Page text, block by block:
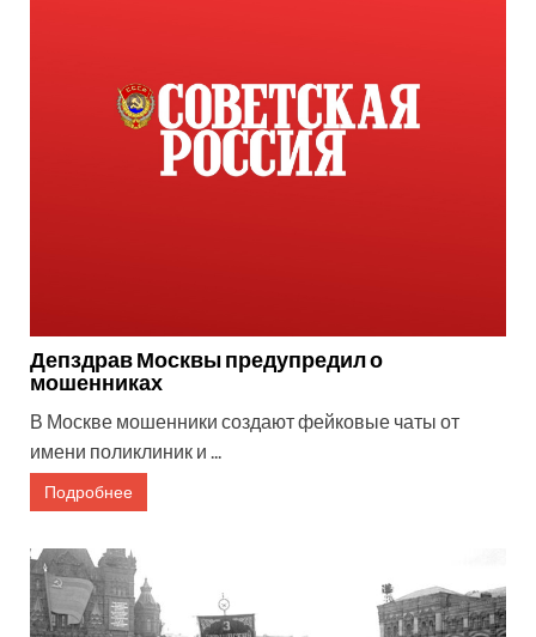
Депздрав Москвы предупредил о
мошенниках
В Москве мошенники создают фейковые чаты от
имени поликлиник и ...
Подробнее